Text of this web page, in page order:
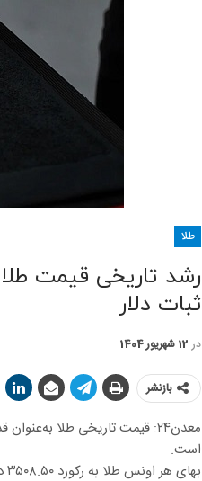
طلا
رشد تاریخی قیمت
ثبات دلار
در 12 شهریور 1404
بازنشر
معدن۲۴: قیمت تاریخی طلا
است.